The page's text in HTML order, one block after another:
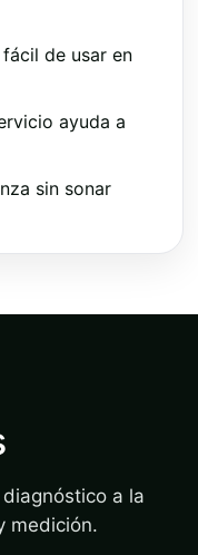
de usar en
ayuda a
sin sonar
a la
medición.